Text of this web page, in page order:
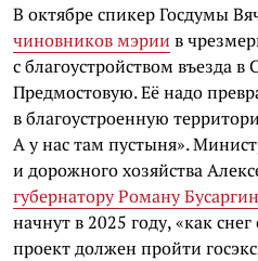
В октябре спикер Госдумы
чиновников мэрии в
с благоустройством въезда
Предмостовую. Её надо
в благоустроенную
А у нас там пустыня».
и дорожного хозяйства
губернатору Роману
начнут в 2025 году, «как
проект должен пройти